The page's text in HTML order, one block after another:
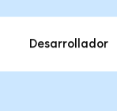
Desarrollador